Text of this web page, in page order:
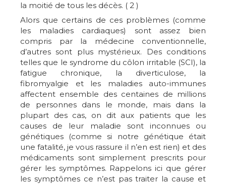
la moitié de tous les décès. ( 2 )
Alors que certains de ces problèmes (comme
les maladies cardiaques) sont assez bien
compris par la médecine conventionnelle,
d’autres sont plus mystérieux. Des conditions
telles que le syndrome du côlon irritable (SCI), la
fatigue chronique, la diverticulose, la
fibromyalgie et les maladies auto-immunes
affectent ensemble des centaines de millions
de personnes dans le monde, mais dans la
plupart des cas, on dit aux patients que les
causes de leur maladie sont inconnues ou
génétiques (comme si notre génétique était
une fatalité, je vous rassure il n’en est rien) et des
médicaments sont simplement prescrits pour
gérer les symptômes. Rappelons ici que gérer
les symptômes ce n’est pas traiter la cause et